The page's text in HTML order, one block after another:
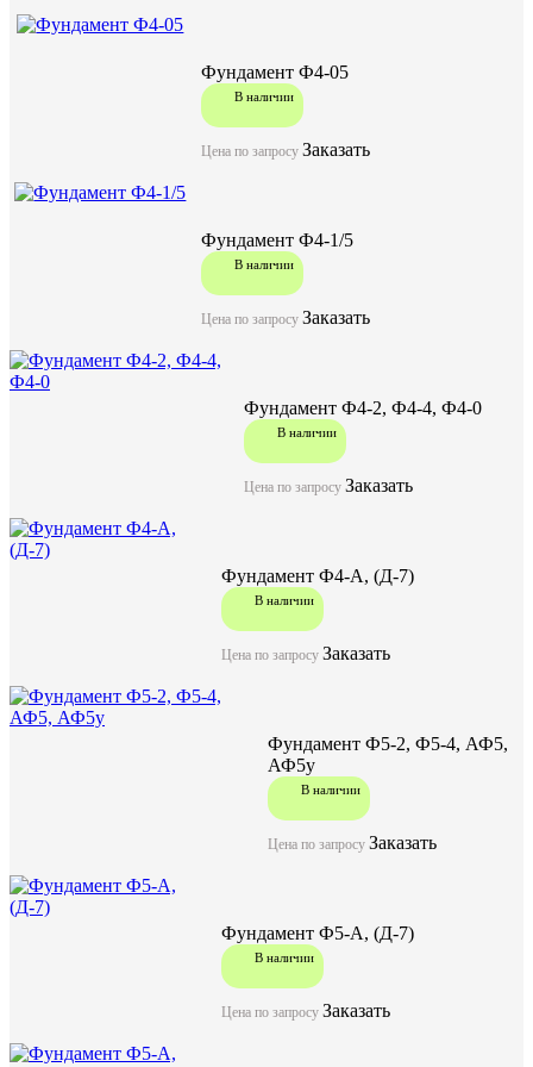
Фундамент Ф2-А
Цена по запросу
Цену уточняйте у менеджера
Заказать
Ширина (W), мм
3000
В наличии
Фундамент Ф4-05
Цена по запросу Заказать
В наличии
Фундамент Ф4-1/5
Цена по запросуЗаказать
В наличии
Фундамент Ф4-2, Ф4-4, Ф4-0
Цена по запросуЗаказать
В наличии
Фундамент Ф4-А, (Д-7)
Цена по запросу Заказать
В наличии
Фундамент Ф5-2, Ф5-4, АФ5,
АФ5у
Цена по запросуЗаказать
В наличии
Фундамент Ф5-А, (Д-7)
Цена по запросу Заказать